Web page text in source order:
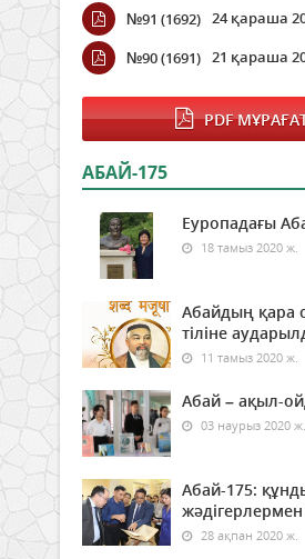
№91 (1692) 24 қараша
№90 (1691) 21 қараша
PDF
АБАЙ-175
Еуропадағы
18 тамыз 2020 ж.
Абайдың қара
тіліне
11 тамыз 2020 ж.
Абай – ақыл-
03 наурыз 2020 ж.
Абай-175:
28 ақпан 2020 ж.